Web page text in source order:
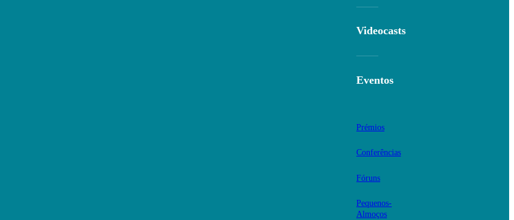
Videocasts
Eventos
Prémios
Conferências
Fóruns
Pequenos-
Almoços